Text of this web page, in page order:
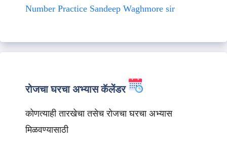
Number Practice Sandeep Waghmore sir
रोजचा घरचा अभ्यास कॅलेंडर
कोणत्याही तारखेचा तसेच रोजचा घरचा अभ्यास
मिळवण्यासाठी